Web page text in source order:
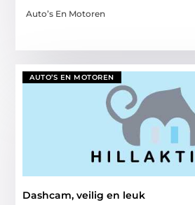
Auto’s En Motoren
AUTO’S EN MOTOREN
Dashcam, veilig en leuk